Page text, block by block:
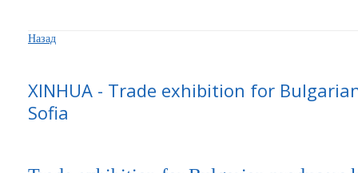
Назад
XINHUA - Trade exhibition for
Sofia